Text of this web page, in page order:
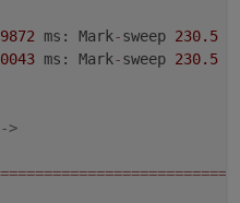
ms: Mark-sweep 230.5
ms: Mark-sweep 230.5
>
==========================